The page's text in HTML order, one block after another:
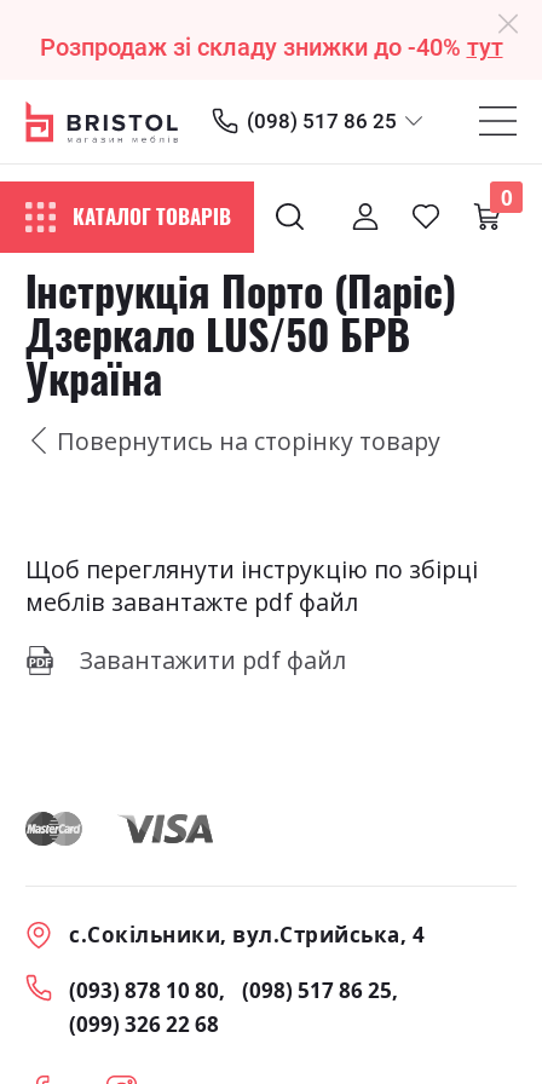
Розпродаж зі складу знижки до -40% тут
(098) 517 86 25
КАТАЛОГ ТОВАРІВ
0
Інструкція Порто (Паріс)
Дзеркало LUS/50 БРВ
Україна
Повернутись на сторінку товару
Щоб переглянути інструкцію по збірці
меблів завантажте pdf файл
Завантажити pdf файл
с.Сокільники, вул.Стрийська, 4
(093) 878 10 80
(098) 517 86 25
(099) 326 22 68